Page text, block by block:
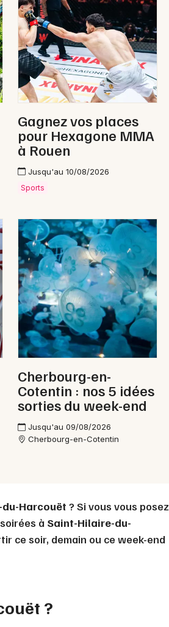
des sorties
tournée
Hilaire-du-Harcouët
Saint-Hilaire-du-Harcouët
départements
Je m'abonne
Gagnez vos places
pour Hexagone MMA
à Rouen
Jusqu'au 10/08/2026
Sports
Cherbourg-en-
Cotentin : nos 5 idées
sorties du week-end
Jusqu'au 09/08/2026
Cherbourg-en-Cotentin
Harcouët ? Si vous vous posez
à Saint-Hilaire-du-
ce soir, demain ou ce week-end
?